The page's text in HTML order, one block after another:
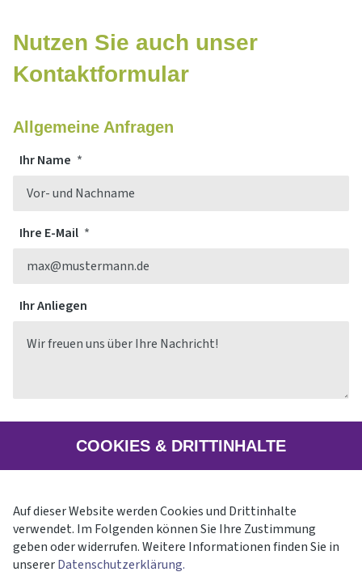
Nutzen Sie auch unser
Kontaktformular
Allgemeine Anfragen
Ihr Name
Ihre E-Mail
Ihr Anliegen
ABSENDEN
COOKIES & DRITTINHALTE
Auf dieser Website werden Cookies und Drittinhalte
verwendet. Im Folgenden können Sie Ihre Zustimmung
geben oder widerrufen. Weitere Informationen finden Sie in
unsererDatenschutzerklärung.